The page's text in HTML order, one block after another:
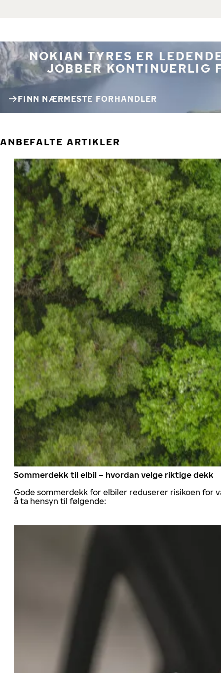
NOKIAN TYRES ER
JOBBER KONTINUERLIG
FINN NÆRMESTE FORHANDLER
ANBEFALTE ARTIKLER
Sommerdekk til elbil – hvordan velge riktige dekk
Gode sommerdekk for elbiler reduserer risikoen for
å ta hensyn til følgende: